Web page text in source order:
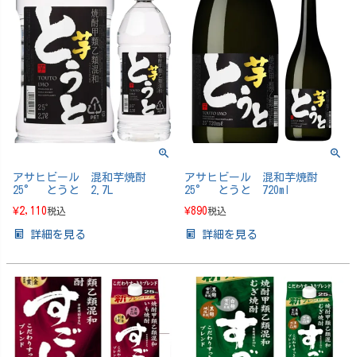
アサヒビール 混和芋焼酎
25° とうと 2.7L
¥2,110税込
詳細を見る
アサヒビール 混和芋焼酎
25° とうと 720ml
¥890税込
詳細を見る